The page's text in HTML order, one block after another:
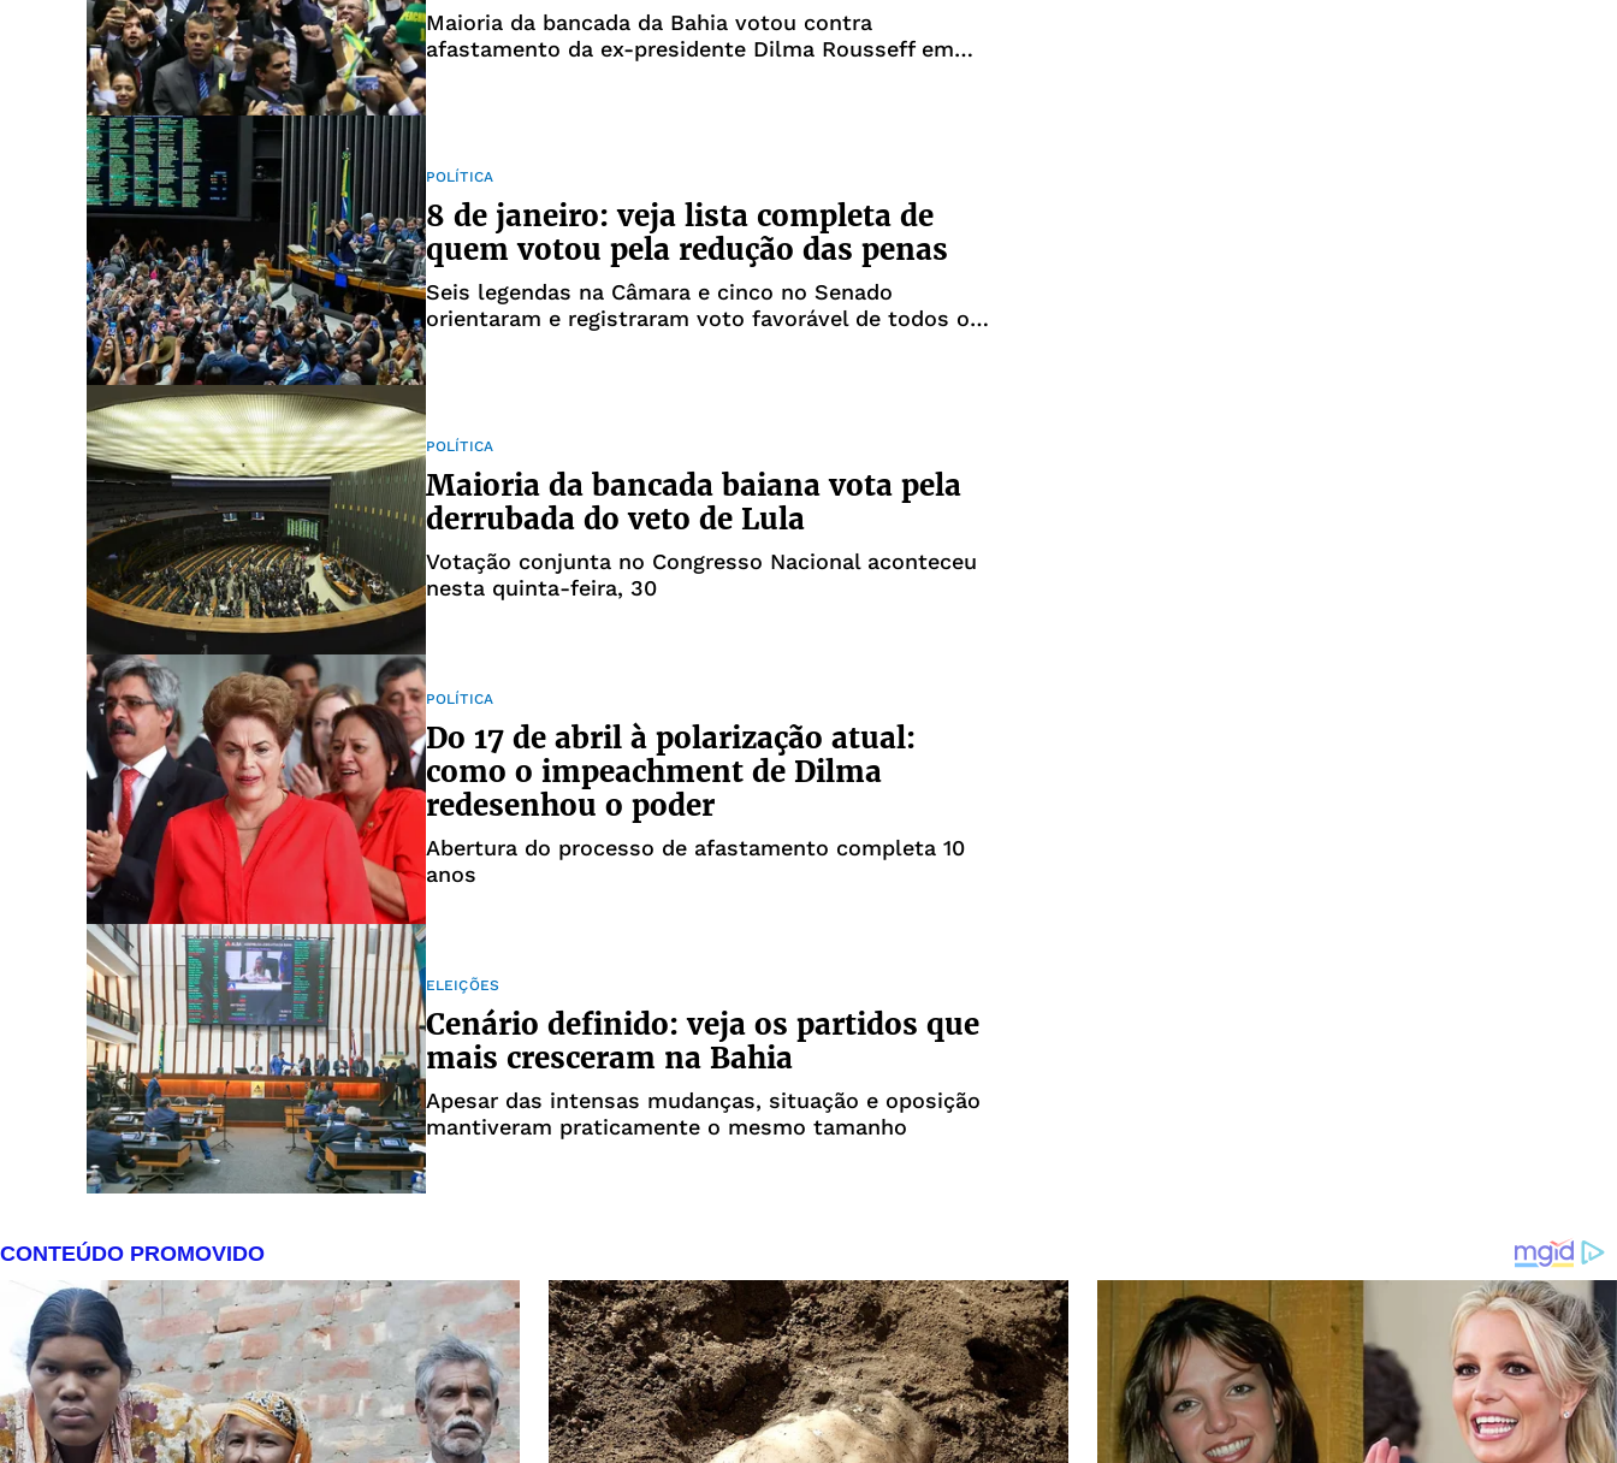
Maioria da bancada da Bahia votou contra
afastamento da ex-presidente Dilma Rousseff em
POLÍTICA
8 de janeiro: veja lista completa de
quem votou pela redução das penas
Seis legendas na Câmara e cinco no Senado
orientaram e registraram voto favorável de todos os
POLÍTICA
Maioria da bancada baiana vota pela
derrubada do veto de Lula
Votação conjunta no Congresso Nacional aconteceu
nesta quinta-feira, 30
POLÍTICA
Do 17 de abril à polarização atual:
como o impeachment de Dilma
redesenhou o poder
Abertura do processo de afastamento completa 10
anos
ELEIÇÕES
Cenário definido: veja os partidos que
mais cresceram na Bahia
Apesar das intensas mudanças, situação e oposição
mantiveram praticamente o mesmo tamanho